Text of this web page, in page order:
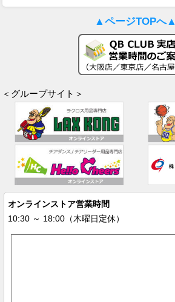
▲ページTOPへ▲
＜グループサイト＞
オンラインストア営業時間
10:30 ～ 18:00（木曜日定休）